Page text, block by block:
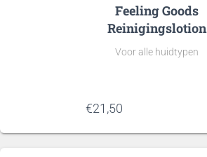
Feeling Goods
Reinigingslotion
Voor alle huidtypen
€21,50